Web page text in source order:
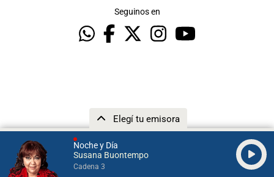
Noche y Día
Susana Buontempo
Cadena 3
Elegí tu emisora
Seguinos en